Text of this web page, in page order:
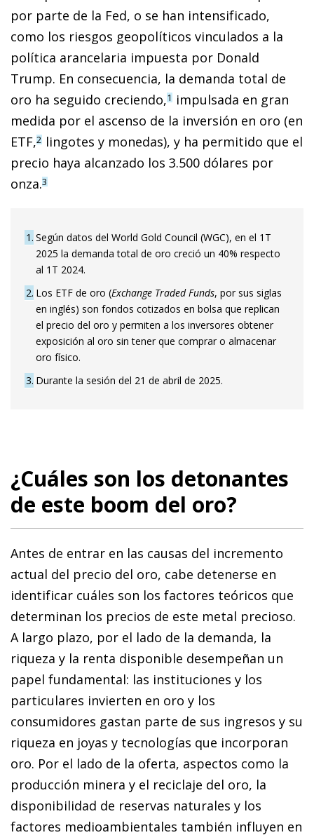
por parte de la Fed, o se han intensificado,
como los riesgos geopolíticos vinculados a la
política arancelaria impuesta por Donald
Trump. En consecuencia, la demanda total de
oro ha seguido creciendo,1 impulsada en gran
medida por el ascenso de la inversión en oro (en
ETF,2 lingotes y monedas), y ha permitido que el
precio haya alcanzado los 3.500 dólares por
onza.3
1 Según datos del World Gold Council (WGC), en el 1T
2025 la demanda total de oro creció un 40% respecto
al 1T 2024.
2 Los ETF de oro (Exchange Traded Funds, por sus siglas
en inglés) son fondos cotizados en bolsa que replican
el precio del oro y permiten a los inversores obtener
exposición al oro sin tener que comprar o almacenar
oro físico.
3 Durante la sesión del 21 de abril de 2025.
¿Cuáles son los detonantes
de este boom del oro?
Antes de entrar en las causas del incremento
actual del precio del oro, cabe detenerse en
identificar cuáles son los factores teóricos que
determinan los precios de este metal precioso.
A largo plazo, por el lado de la demanda, la
riqueza y la renta disponible desempeñan un
papel fundamental: las instituciones y los
particulares invierten en oro y los
consumidores gastan parte de sus ingresos y su
riqueza en joyas y tecnologías que incorporan
oro. Por el lado de la oferta, aspectos como la
producción minera y el reciclaje del oro, la
disponibilidad de reservas naturales y los
factores medioambientales también influyen en